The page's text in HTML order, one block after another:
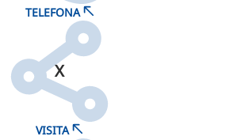
TELEFONA
X
VISITA